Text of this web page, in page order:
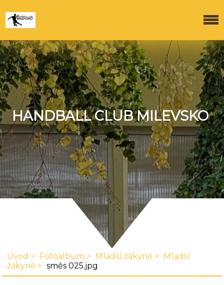
HANDBALL CLUB MILEVSKO
Úvod Fotoalbum Mladší žákyně
Mladší
žákyně
směs 025.jpg